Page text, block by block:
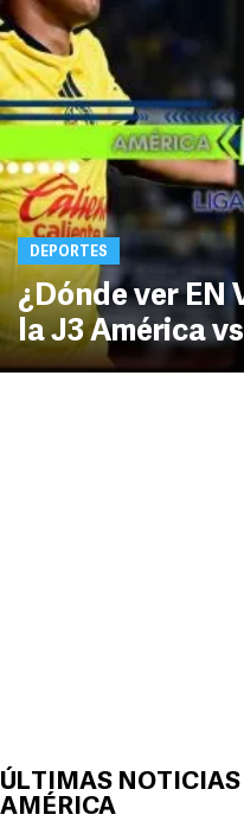
DEPORTES
¿Dónde ver EN
la J3 América
ÚLTIMAS NOTICIAS
AMÉRICA